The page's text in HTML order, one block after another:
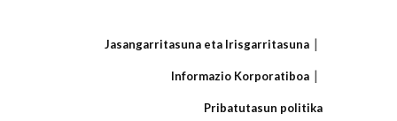
Jasangarritasuna eta Irisgarritasuna
Informazio Korporatiboa
Pribatutasun politika